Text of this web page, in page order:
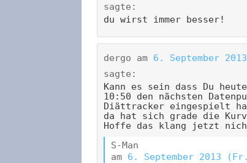
sagte:
du wirst immer besser!
dergo am 6. September
sagte:
Kann es sein dass Du
10:50 den nächsten
Diättracker eingespielt
da hat sich grade die
Hoffe das klang jetzt
S-Man
am 6. September 2013